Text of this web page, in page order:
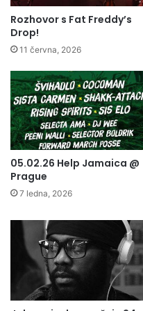
Rozhovor s Fat Freddy’s
Drop!
11 června, 2026
05.02.26 Help Jamaica @
Prague
7 ledna, 2026